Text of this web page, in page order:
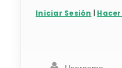
Iniciar Sesión |